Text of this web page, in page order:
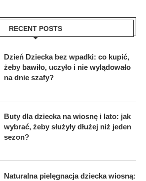
RECENT POSTS
Dzień Dziecka bez wpadki: co kupić,
żeby bawiło, uczyło i nie wylądowało
na dnie szafy?
Buty dla dziecka na wiosnę i lato: jak
wybrać, żeby służyły dłużej niż jeden
sezon?
Naturalna pielęgnacja dziecka wiosną: